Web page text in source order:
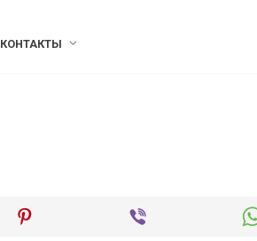
КОНТАКТЫ